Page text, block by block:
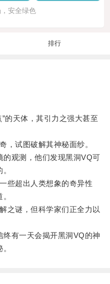
安全绿色
排行
天体，其引力之强大甚至
试图破解其神秘面纱。
观测，他们发现黑洞VQ可
超出人类想象的奇异性
谜，但科学家们正全力以
有一天会揭开黑洞VQ的神